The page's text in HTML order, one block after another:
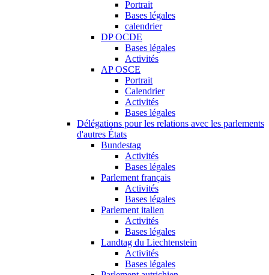
Portrait
Bases légales
calendrier
DP OCDE
Bases légales
Activités
AP OSCE
Portrait
Calendrier
Activités
Bases légales
Délégations pour les relations avec les parlements
d'autres États
Bundestag
Activités
Bases légales
Parlement français
Activités
Bases légales
Parlement italien
Activités
Bases légales
Landtag du Liechtenstein
Activités
Bases légales